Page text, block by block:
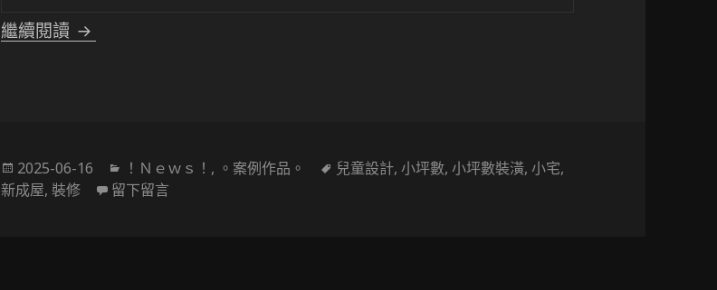
繼續閱讀 〔小坪數設計〕一家四口的剛剛好生活｜18坪新宅設計紀實
發
佈
2025-06-16
分
類
！Ｎｅｗｓ！ , 。案例作品。
標
兒童設計,小坪數,小坪數裝潢,小宅,
新成屋, 裝修 留下留言在 〔小坪數設計〕一家四口的剛剛好生活｜18坪新宅設計紀實